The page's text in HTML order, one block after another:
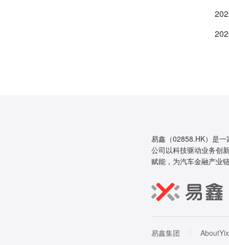
易鑫（02858.HK）是
公司以科技驱动业务创
赋能，为汽车金融产业
易鑫集团